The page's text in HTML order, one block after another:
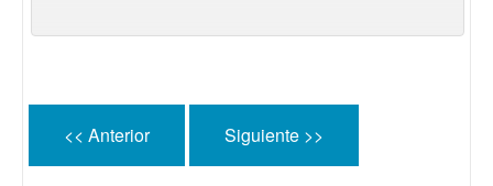
<< Anterior Siguiente >>